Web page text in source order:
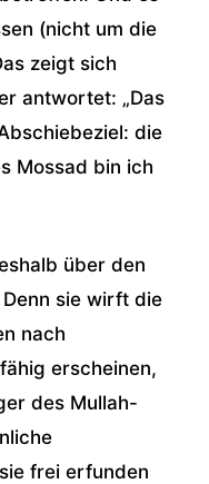
(nicht um die
zeigt sich
antwortet: „Das
die
Mossad bin ich
über den
sie wirft die
nach
erscheinen,
des Mullah-
frei erfunden